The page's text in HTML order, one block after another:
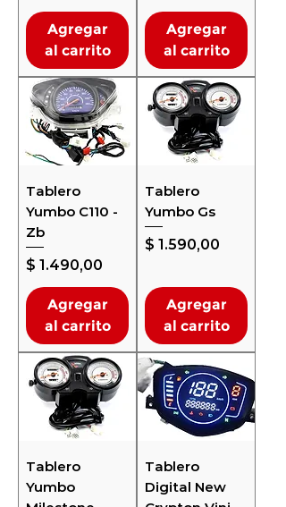
Agregar
al carrito
Agregar
al carrito
Tablero
Yumbo C110 -
Zb
Precio
$ 1.490,00
Agregar
al carrito
Tablero
Yumbo Gs
Precio
$ 1.590,00
Agregar
al carrito
Tablero
Yumbo
Tablero
Digital New